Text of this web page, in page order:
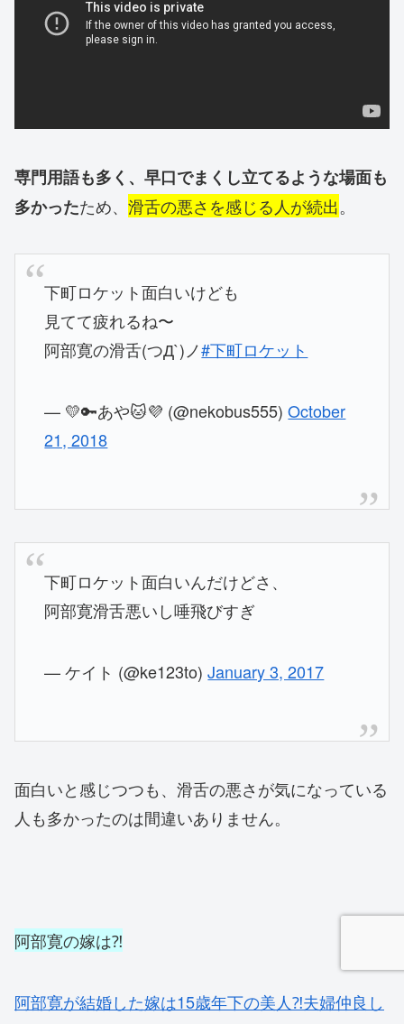
専門用語も多く、早口でまくし立てるような場面も
多かったため、 滑舌の悪さを感じる人が続出。
下町ロケット面白いけども
見てて疲れるね〜
阿部寛の滑舌(つД`)ノ#下町ロケット
— 💛🔑あや🐱💜 (@nekobus555)October
21, 2018
下町ロケット面白いんだけどさ、
阿部寛滑舌悪いし唾飛びすぎ
— ケイト (@ke123to)January 3, 2017
面白いと感じつつも、滑舌の悪さが気になっている
人も多かったのは間違いありません。
阿部寛の嫁は⁈
阿部寛が結婚した嫁は15歳年下の美人⁈夫婦仲良し